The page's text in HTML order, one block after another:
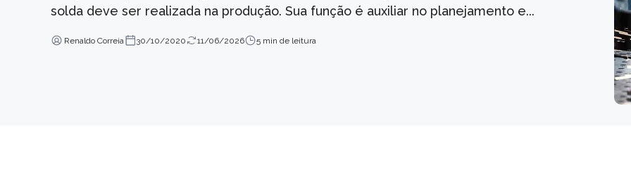
solda deve ser realizada na produção. Sua função é auxiliar no planejamento e...
Renaldo Correia 30/10/2020 11/06/2026 5 min de leitura